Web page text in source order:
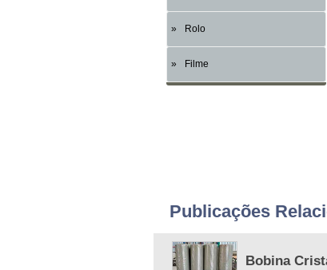
Rolo
Filme
Publicações
Bobina